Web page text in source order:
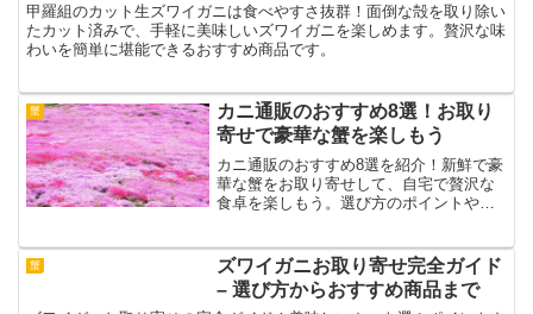
甲羅組のカット生ズワイガニは食べやすさ抜群！面倒な殻を取り除い
たカット済みで、手軽に美味しいズワイガニを楽しめます。贅沢な味
わいを簡単に堪能できるおすすめ商品です。
蟹
カニ通販のおすすめ8選！お取り
寄せで豪華な蟹を楽しもう
カニ通販のおすすめ8選を紹介！新鮮で豪
華な蟹をお取り寄せして、自宅で贅沢な
食卓を楽しもう。選び方のポイントや口
蟹
ズワイガニお取り寄せ完全ガイド
– 選び方からおすすめ商品まで